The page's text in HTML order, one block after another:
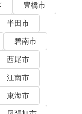
豊橋市
半田市
碧南市
西尾市
江南市
東海市